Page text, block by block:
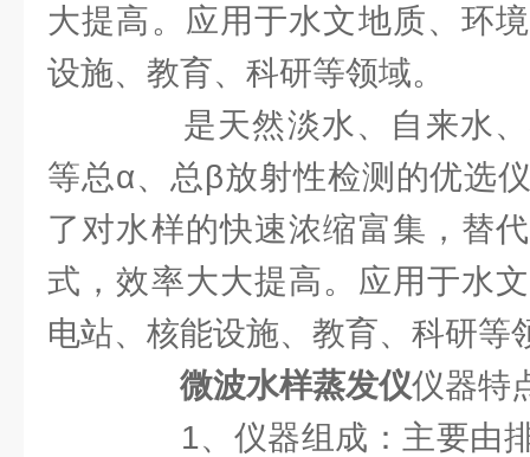
大提高。应用于水文地质、环
设施、教育、科研等领域。
是天然淡水、自来水、
等总α、总β放射性检测的优选
了对水样的快速浓缩富集，替
式，效率大大提高。应用于水
电站、核能设施、教育、科研等
微波水样蒸发仪仪器特
1、仪器组成：主要由排